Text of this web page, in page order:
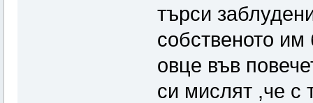
търси
собственото
овце във
си мислят ,че с